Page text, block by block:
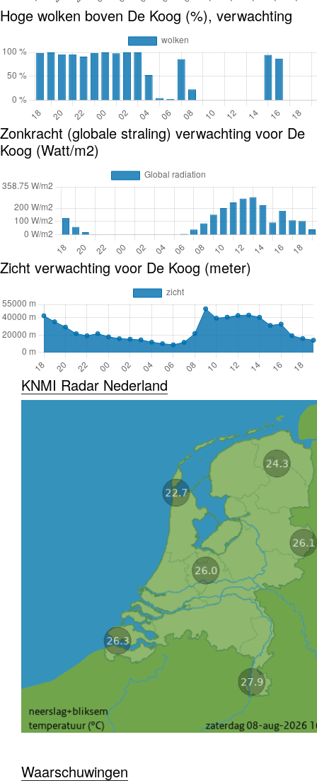
Hoge wolken boven De Koog (%), verwachting
Zonkracht (globale straling) verwachting voor De
Koog (Watt/m2)
Zicht verwachting voor De Koog (meter)
KNMI Radar Nederland
Waarschuwingen